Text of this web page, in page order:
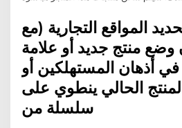
المواقع التجارية (مع
منتج جديد أو علامة
في أذهان المستهلكين أو
الحالي ينطوي على